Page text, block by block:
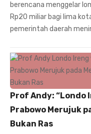
berencana menggelar
Rp20 miliar bagi lima
pemerintah daerah
Prof Andy: “Londo
Prabowo Merujuk
Bukan Ras